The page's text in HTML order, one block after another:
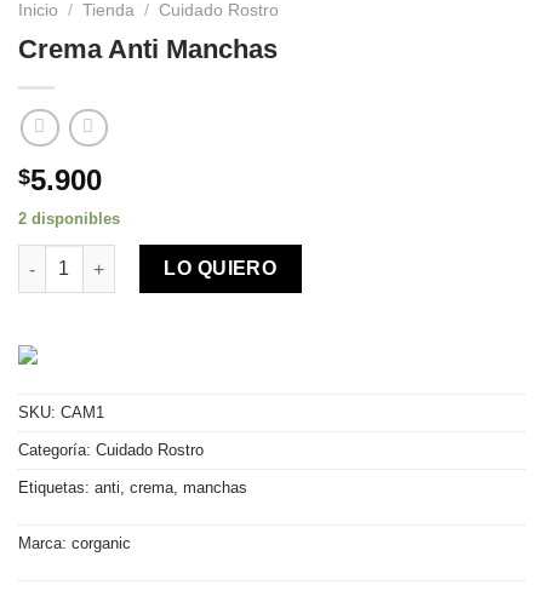
Inicio / Tienda / Cuidado Rostro
Crema Anti Manchas
$5.900
2 disponibles
Crema Anti Manchas cantidad
LO QUIERO
SKU: CAM1
Categoría: Cuidado Rostro
Etiquetas: anti crema manchas
Marca: corganic